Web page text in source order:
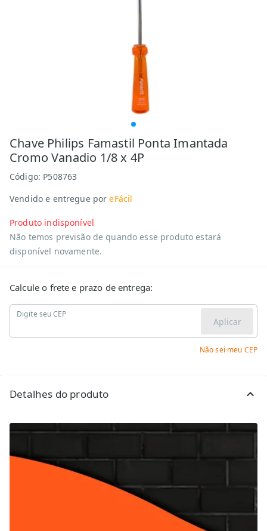
Chave Philips Famastil Ponta Imantada
Cromo Vanadio 1/8 x 4P
Código: P508763
Vendido e entregue por eFácil
Produto indisponível
Não temos previsão de quando esse produto estará
disponível novamente.
Calcule o frete e prazo de entrega:
Digite seu CEP
Aplicar
Não sei meu CEP
Detalhes do produto